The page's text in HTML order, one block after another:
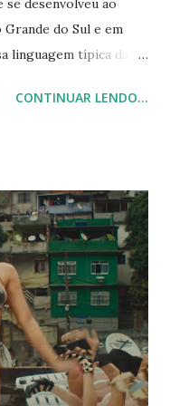
se desenvolveu ao
do Sul e em
linguagem típica da
do país. Através do
gaúchos, que
a dia, seja em
e festividades
é, portanto, uma
desse estado e
rica história e
gaúchas mais
: homem valente e
CONTINUAR LENDO...